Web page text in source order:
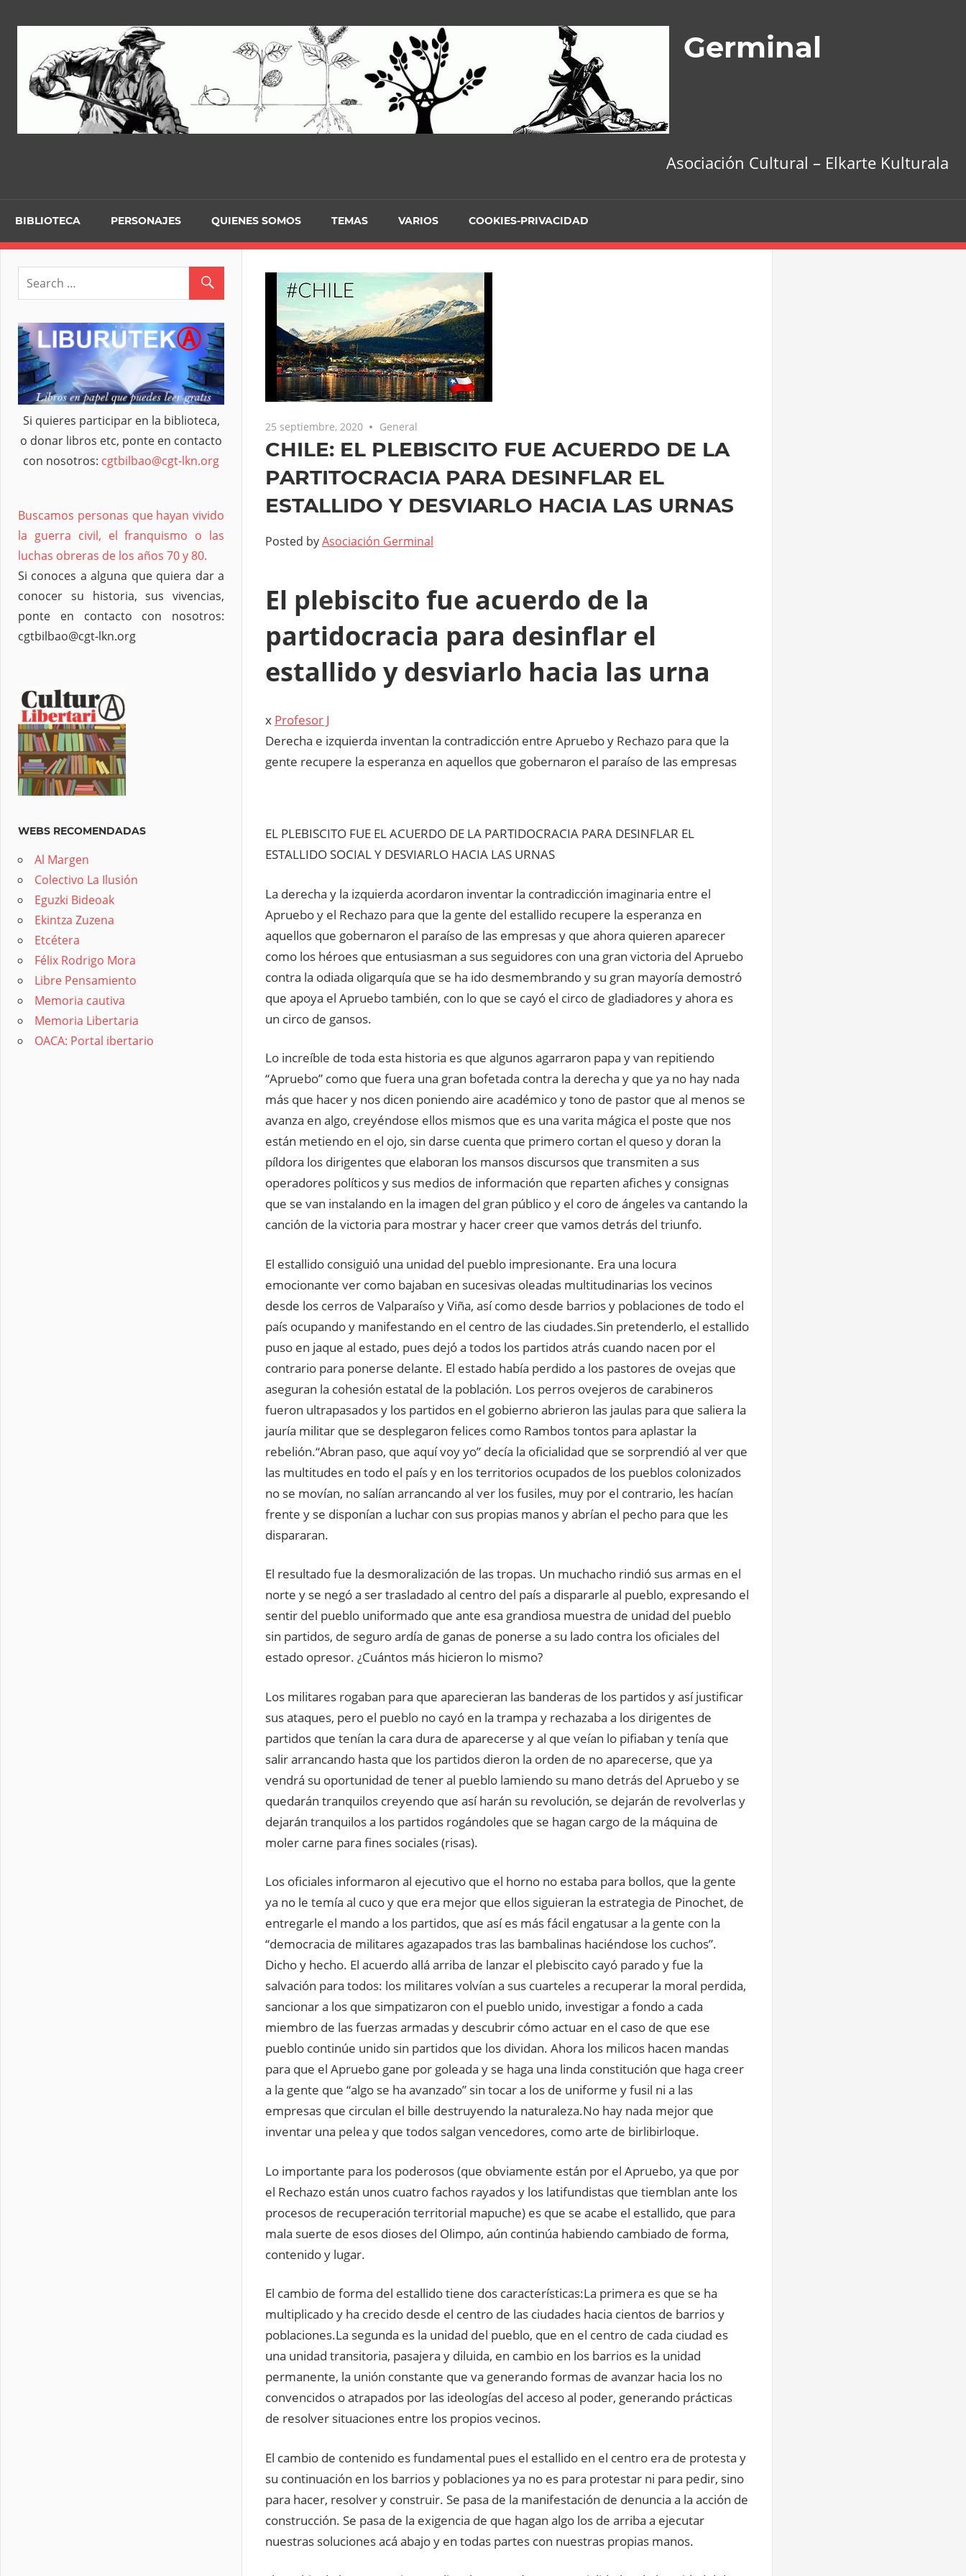
Germinal
Asociación Cultural – Elkarte Kulturala
BIBLIOTECA PERSONAJES QUIENES SOMOS TEMAS VARIOS COOKIES-PRIVACIDAD
25 septiembre, 2020 General
CHILE: EL PLEBISCITO FUE ACUERDO DE LA
PARTITOCRACIA PARA DESINFLAR EL
ESTALLIDO Y DESVIARLO HACIA LAS URNAS
Posted byAsociación Germinal
El plebiscito fue acuerdo de la
partidocracia para desinflar el
estallido y desviarlo hacia las urna
x Profesor J
Derecha e izquierda inventan la contradicción entre Apruebo y Rechazo para que la
gente recupere la esperanza en aquellos que gobernaron el paraíso de las empresas
EL PLEBISCITO FUE EL ACUERDO DE LA PARTIDOCRACIA PARA DESINFLAR EL
ESTALLIDO SOCIAL Y DESVIARLO HACIA LAS URNAS
La derecha y la izquierda acordaron inventar la contradicción imaginaria entre el
Apruebo y el Rechazo para que la gente del estallido recupere la esperanza en
aquellos que gobernaron el paraíso de las empresas y que ahora quieren aparecer
como los héroes que entusiasman a sus seguidores con una gran victoria del Apruebo
contra la odiada oligarquía que se ha ido desmembrando y su gran mayoría demostró
que apoya el Apruebo también, con lo que se cayó el circo de gladiadores y ahora es
un circo de gansos.
Lo increíble de toda esta historia es que algunos agarraron papa y van repitiendo
“Apruebo” como que fuera una gran bofetada contra la derecha y que ya no hay nada
más que hacer y nos dicen poniendo aire académico y tono de pastor que al menos se
avanza en algo, creyéndose ellos mismos que es una varita mágica el poste que nos
están metiendo en el ojo, sin darse cuenta que primero cortan el queso y doran la
píldora los dirigentes que elaboran los mansos discursos que transmiten a sus
operadores políticos y sus medios de información que reparten afiches y consignas
que se van instalando en la imagen del gran público y el coro de ángeles va cantando la
canción de la victoria para mostrar y hacer creer que vamos detrás del triunfo.
El estallido consiguió una unidad del pueblo impresionante. Era una locura
emocionante ver como bajaban en sucesivas oleadas multitudinarias los vecinos
desde los cerros de Valparaíso y Viña, así como desde barrios y poblaciones de todo el
país ocupando y manifestando en el centro de las ciudades.Sin pretenderlo, el estallido
puso en jaque al estado, pues dejó a todos los partidos atrás cuando nacen por el
contrario para ponerse delante. El estado había perdido a los pastores de ovejas que
aseguran la cohesión estatal de la población. Los perros ovejeros de carabineros
fueron ultrapasados y los partidos en el gobierno abrieron las jaulas para que saliera la
jauría militar que se desplegaron felices como Rambos tontos para aplastar la
rebelión.“Abran paso, que aquí voy yo” decía la oficialidad que se sorprendió al ver que
las multitudes en todo el país y en los territorios ocupados de los pueblos colonizados
no se movían, no salían arrancando al ver los fusiles, muy por el contrario, les hacían
frente y se disponían a luchar con sus propias manos y abrían el pecho para que les
dispararan.
El resultado fue la desmoralización de las tropas. Un muchacho rindió sus armas en el
norte y se negó a ser trasladado al centro del país a dispararle al pueblo, expresando el
sentir del pueblo uniformado que ante esa grandiosa muestra de unidad del pueblo
sin partidos, de seguro ardía de ganas de ponerse a su lado contra los oficiales del
estado opresor. ¿Cuántos más hicieron lo mismo?
Los militares rogaban para que aparecieran las banderas de los partidos y así justificar
sus ataques, pero el pueblo no cayó en la trampa y rechazaba a los dirigentes de
partidos que tenían la cara dura de aparecerse y al que veían lo pifiaban y tenía que
salir arrancando hasta que los partidos dieron la orden de no aparecerse, que ya
vendrá su oportunidad de tener al pueblo lamiendo su mano detrás del Apruebo y se
quedarán tranquilos creyendo que así harán su revolución, se dejarán de revolverlas y
dejarán tranquilos a los partidos rogándoles que se hagan cargo de la máquina de
moler carne para fines sociales (risas).
Los oficiales informaron al ejecutivo que el horno no estaba para bollos, que la gente
ya no le temía al cuco y que era mejor que ellos siguieran la estrategia de Pinochet, de
entregarle el mando a los partidos, que así es más fácil engatusar a la gente con la
“democracia de militares agazapados tras las bambalinas haciéndose los cuchos”.
Dicho y hecho. El acuerdo allá arriba de lanzar el plebiscito cayó parado y fue la
salvación para todos: los militares volvían a sus cuarteles a recuperar la moral perdida,
sancionar a los que simpatizaron con el pueblo unido, investigar a fondo a cada
miembro de las fuerzas armadas y descubrir cómo actuar en el caso de que ese
pueblo continúe unido sin partidos que los dividan. Ahora los milicos hacen mandas
para que el Apruebo gane por goleada y se haga una linda constitución que haga creer
a la gente que “algo se ha avanzado” sin tocar a los de uniforme y fusil ni a las
empresas que circulan el bille destruyendo la naturaleza.No hay nada mejor que
inventar una pelea y que todos salgan vencedores, como arte de birlibirloque.
Lo importante para los poderosos (que obviamente están por el Apruebo, ya que por
el Rechazo están unos cuatro fachos rayados y los latifundistas que tiemblan ante los
procesos de recuperación territorial mapuche) es que se acabe el estallido, que para
mala suerte de esos dioses del Olimpo, aún continúa habiendo cambiado de forma,
contenido y lugar.
El cambio de forma del estallido tiene dos características:La primera es que se ha
multiplicado y ha crecido desde el centro de las ciudades hacia cientos de barrios y
poblaciones.La segunda es la unidad del pueblo, que en el centro de cada ciudad es
una unidad transitoria, pasajera y diluida, en cambio en los barrios es la unidad
permanente, la unión constante que va generando formas de avanzar hacia los no
convencidos o atrapados por las ideologías del acceso al poder, generando prácticas
de resolver situaciones entre los propios vecinos.
El cambio de contenido es fundamental pues el estallido en el centro era de protesta y
su continuación en los barrios y poblaciones ya no es para protestar ni para pedir, sino
para hacer, resolver y construir. Se pasa de la manifestación de denuncia a la acción de
construcción. Se pasa de la exigencia de que hagan algo los de arriba a ejecutar
nuestras soluciones acá abajo y en todas partes con nuestras propias manos.
Si quieres participar en la biblioteca,
o donar libros etc, ponte en contacto
con nosotros: cgtbilbao@cgt-lkn.org
Buscamos personas que hayan vivido
la guerra civil, el franquismo o las
luchas obreras de los años 70 y 80.
Si conoces a alguna que quiera dar a
conocer su historia, sus vivencias,
ponte en contacto con nosotros:
cgtbilbao@cgt-lkn.org
WEBS RECOMENDADAS
Al Margen
Colectivo La Ilusión
Eguzki Bideoak
Ekintza Zuzena
Etcétera
Félix Rodrigo Mora
Libre Pensamiento
Memoria cautiva
Memoria Libertaria
OACA: Portal ibertario